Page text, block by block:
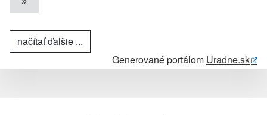
načítať ďalšie ...
Generované portálom Uradne.sk